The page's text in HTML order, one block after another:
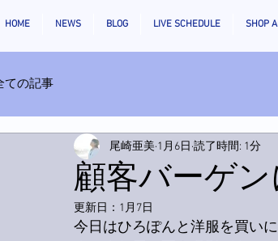
HOME NEWS BLOG LIVE SCHEDULE SHOP
ての記事
顧客バーゲン
尾崎亜美 1月6日 読了時間: 1分
更新日： 1月7日
今日はひろぽんと洋服を買い